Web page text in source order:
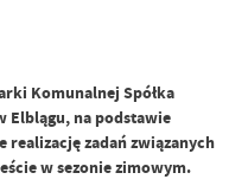
Komunalnej Spółka
Elblągu, na podstawie
zadań związanych
w sezonie zimowym.